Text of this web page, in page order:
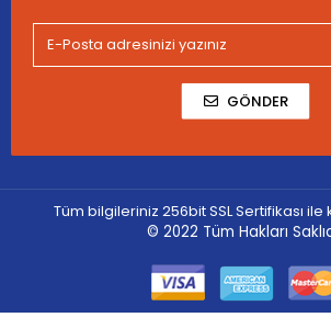
GÖNDER
Tüm bilgileriniz 256bit SSL Sertifikası
© 2022 Tüm Hakları